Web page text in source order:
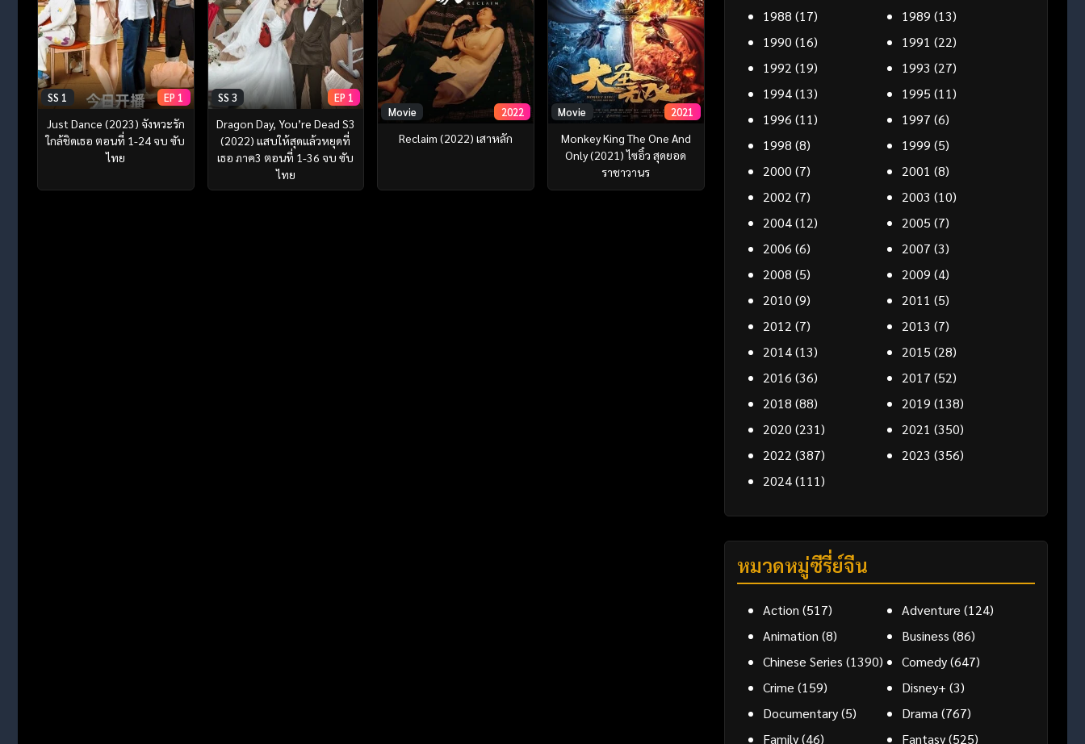
SS 1 EP 1
Just Dance (2023) จังหวะรัก
ใกล้ชิดเธอ ตอนที่ 1-24 จบ ซับ
ไทย
SS 3 EP 1
Dragon Day, You’re Dead S3
(2022) แสบให้สุดแล้วหยุดที่
เธอ ภาค3 ตอนที่ 1-36 จบ ซับ
ไทย
Movie 2022
Reclaim (2022) เสาหลัก
Movie 2021
Monkey King The One And
Only (2021) ไซอิ๋ว สุดยอด
ราชาวานร
1988 (17) 1989 (13)
1990 (16) 1991 (22)
1992 (19) 1993 (27)
1994(13) 1995 (11)
1996 (11) 1997 (6)
1998 (8) 1999 (5)
2000 (7) 2001 (8)
2002 (7) 2003 (10)
2004(12) 2005 (7)
2006 (6) 2007 (3)
2008 (5) 2009 (4)
2010 (9) 2011 (5)
2012 (7) 2013 (7)
2014(13) 2015 (28)
2016 (36) 2017 (52)
2018 (88) 2019 (138)
2020 (231) 2021 (350)
2022 (387) 2023 (356)
2024(111)
หมวดหมู่ซีรี่ย์จีน
Action (517) Adventure (124)
Animation (8) Business (86)
Chinese Series (1390) Comedy(647)
Crime (159) Disney+ (3)
Documentary(5) Drama(767)
Family(46) Fantasy(525)